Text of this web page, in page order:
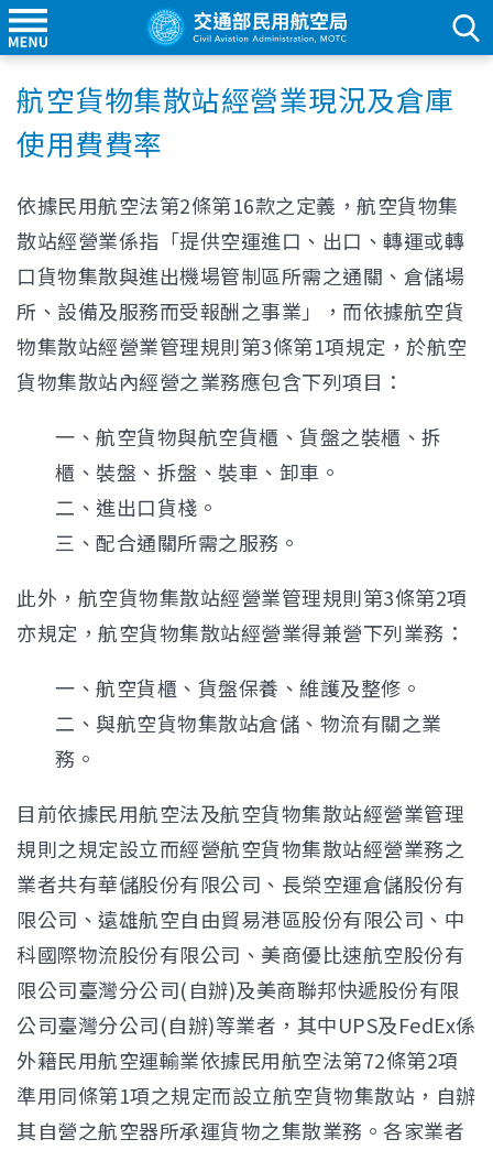
航空貨物集散站經營業現況及倉庫
使用費費率
依據民用航空法第2條第16款之定義，航空貨物集
散站經營業係指「提供空運進口、出口、轉運或轉
口貨物集散與進出機場管制區所需之通關、倉儲場
所、設備及服務而受報酬之事業」，而依據航空貨
物集散站經營業管理規則第3條第1項規定，於航空
貨物集散站內經營之業務應包含下列項目：
一、航空貨物與航空貨櫃、貨盤之裝櫃、拆
櫃、裝盤、拆盤、裝車、卸車。
二、進出口貨棧。
三、配合通關所需之服務。
此外，航空貨物集散站經營業管理規則第3條第2項
亦規定，航空貨物集散站經營業得兼營下列業務：
一、航空貨櫃、貨盤保養、維護及整修。
二、與航空貨物集散站倉儲、物流有關之業
務。
目前依據民用航空法及航空貨物集散站經營業管理
規則之規定設立而經營航空貨物集散站經營業務之
業者共有華儲股份有限公司、長榮空運倉儲股份有
限公司、遠雄航空自由貿易港區股份有限公司、中
科國際物流股份有限公司、美商優比速航空股份有
限公司臺灣分公司(自辦)及美商聯邦快遞股份有限
公司臺灣分公司(自辦)等業者，其中UPS及FedEx係
外籍民用航空運輸業依據民用航空法第72條第2項
準用同條第1項之規定而設立航空貨物集散站，自辦
其自營之航空器所承運貨物之集散業務。各家業者